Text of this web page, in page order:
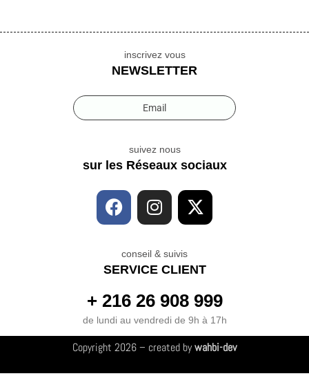
inscrivez vous
NEWSLETTER
Email
suivez nous
sur les Réseaux sociaux
conseil & suivis
SERVICE CLIENT
+ 216 26 908 999
de lundi au vendredi de 9h à 17h
Copyright 2026 – created bywahbi-dev